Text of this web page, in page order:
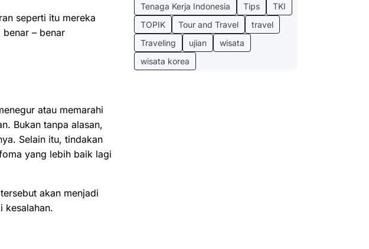
seperti itu mereka
– benar
atau memarahi
Bukan tanpa alasan,
Selain itu, tindakan
yang lebih baik lagi
akan menjadi
kesalahan.
Tenaga Kerja Indonesia
Tips
TKI
TOPIK
Tour and Travel
travel
Traveling
ujian
wisata
wisata korea